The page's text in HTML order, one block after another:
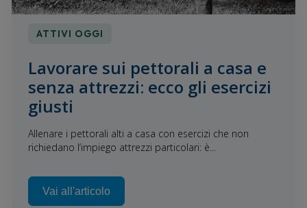
ATTIVI OGGI
Lavorare sui pettorali a casa e
senza attrezzi: ecco gli esercizi
giusti
Allenare i pettorali alti a casa con esercizi che non
richiedano l’impiego attrezzi particolari: è...
Vai all'articolo